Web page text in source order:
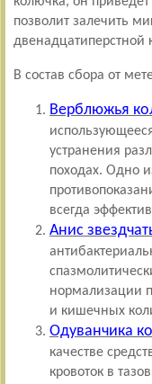
позволит залечить
двенадцатиперстной
В состав сбора от
Верблюжья
устранения
походах. Одно
всегда
Анис
нормализации
и кишечных
Одуванчика
качестве
кровоток в